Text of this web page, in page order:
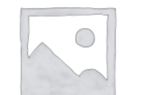
Rp 100000
TAMBAH KE KERANJANG